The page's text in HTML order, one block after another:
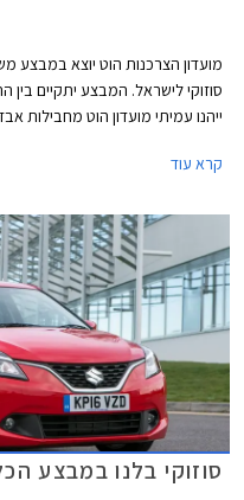
מועדון הצרכנות הוט יוצא במבצע
קרא עוד
סוזוקי בלנו במבצע